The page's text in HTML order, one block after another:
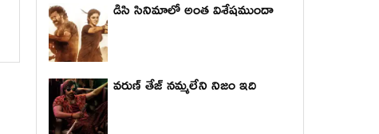
డిసి సినిమాలో అంత విశేషముందా
వరుణ్ తేజ్ నమ్మలేని నిజం ఇది